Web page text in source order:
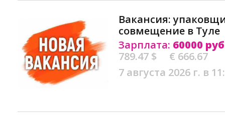
Вакансия:
совмещение в Туле
Зарплата: 60000
789.47 $
€ 666.67
7 августа 2026 г. в